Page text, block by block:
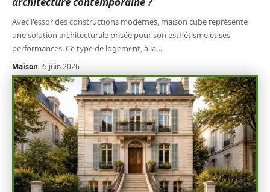
Avec l'essor des constructions modernes, maison cube représente
une solution architecturale prisée pour son esthétisme et ses
performances. Ce type de logement, à la…
Maison 5 juin 2026